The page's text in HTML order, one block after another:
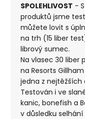
SPOLEHLIVOST -
produktů jsme
můžete lovit s
na trh (15 liber
librový sumec.
Na vlasec 30 liber
na Resorts
jedna z
Testován i ve
kanic, bonefish a
v důsledku selhání